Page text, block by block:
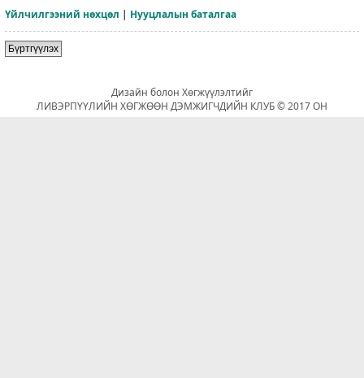
Үйлчилгээний нөхцөл | Нууцлалын баталгаа
Бүртгүүлэх
Дизайн болон Хөгжүүлэлтийг
ЛИВЭРПҮҮЛИЙН ХӨГЖӨӨН ДЭМЖИГЧДИЙН КЛУБ © 2017 ОН